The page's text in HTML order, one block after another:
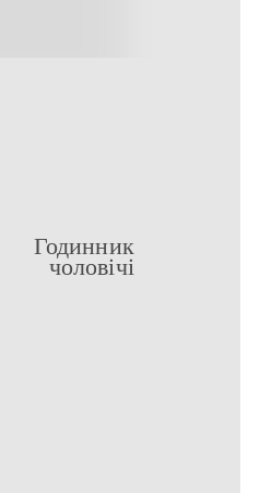
Годинник
чоловічі